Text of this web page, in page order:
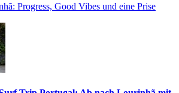
Progress, Good Vibes und eine Prise